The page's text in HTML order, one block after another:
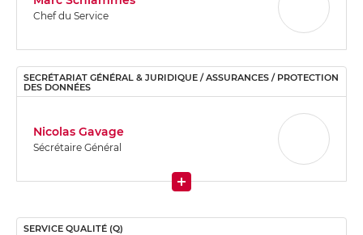
Chef du Service
SECRÉTARIAT GÉNÉRAL & JURIDIQUE / ASSURANCES / PROTECTION
DES DONNÉES
Nicolas Gavage
Sécrétaire Général
More
SERVICE QUALITÉ (Q)